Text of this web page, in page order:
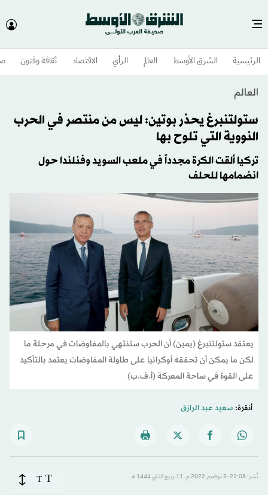
الرئيسية الشرق الأوسط​ العالم الرأي الاقتصاد ثقافة وفنون
العالم
ستولتنبرغ يحذر بوتين: ليس من منتصر في الحرب
النووية التي تلوح بها
تركيا ألقت الكرة مجدداً في ملعب السويد وفنلندا حول
انضمامها للحلف
يعتقد ستولتنبرغ (يمين) أن الحرب ستنتهي بالمفاوضات في مرحلة ما
لكن ما يمكن أن تحققه أوكرانيا على طاولة المفاوضات يعتمد بالتأكيد
على القوة في ساحة المعركة (أ.ف.ب)
أنقرة: سعيد عبد الرازق
نُشر: 22:08-5 نوفمبر 2022 م ـ 11 ربيع الثاني 1444 هـ T
T